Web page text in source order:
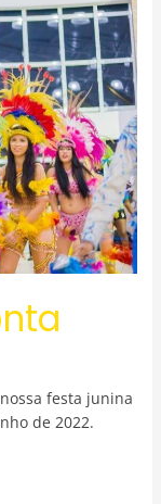
festa junina
de 2022.